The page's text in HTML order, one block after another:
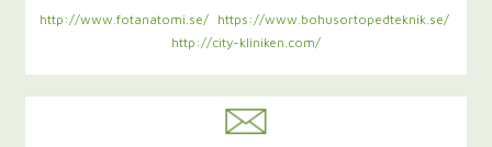
http://www.fotanatomi.se/
https://www.bohusortopedteknik.se/
http://city-kliniken.com/